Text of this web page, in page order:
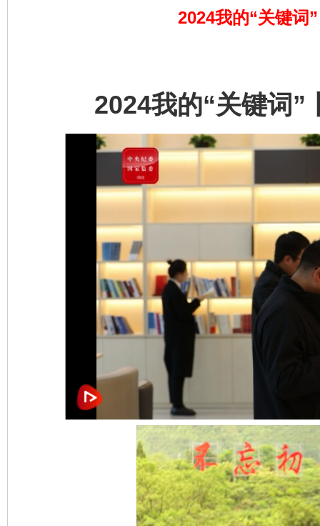
2024我的“关键词
2024我的“关键词”
完善运行机制助力责任有效落实 一纸欠